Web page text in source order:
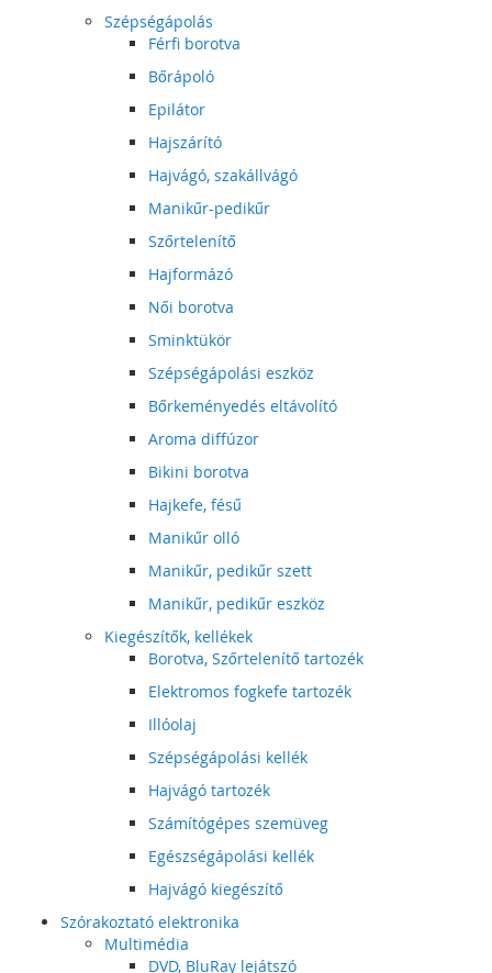
Szépségápolás
Férfi borotva
Bőrápoló
Epilátor
Hajszárító
Hajvágó, szakállvágó
Manikűr-pedikűr
Szőrtelenítő
Hajformázó
Női borotva
Sminktükör
Szépségápolási eszköz
Bőrkeményedés eltávolító
Aroma diffúzor
Bikini borotva
Hajkefe, fésű
Manikűr olló
Manikűr, pedikűr szett
Manikűr, pedikűr eszköz
Kiegészítők, kellékek
Borotva, Szőrtelenítő tartozék
Elektromos fogkefe tartozék
Illóolaj
Szépségápolási kellék
Hajvágó tartozék
Számítógépes szemüveg
Egészségápolási kellék
Hajvágó kiegészítő
Szórakoztató elektronika
Multimédia
DVD, BluRay lejátszó